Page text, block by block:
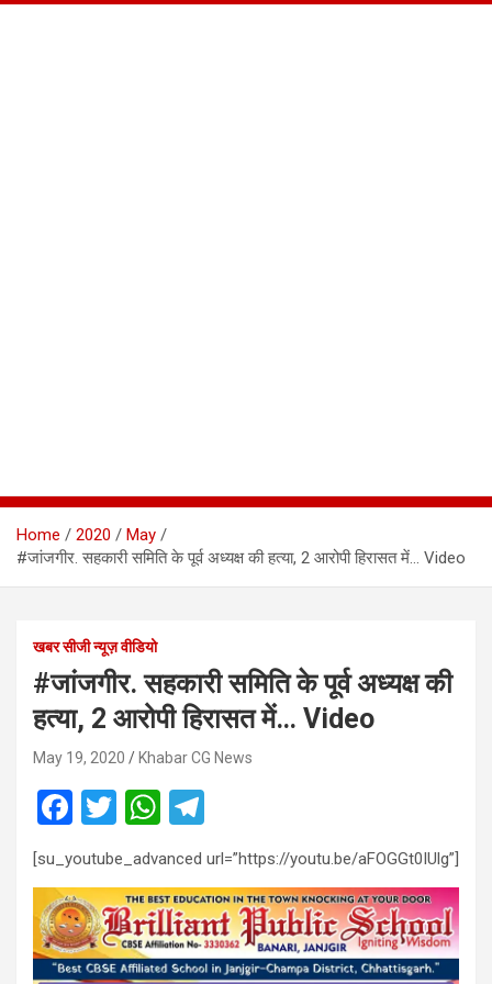
Home 2020
May
#जांजगीर. सहकारी समिति के पूर्व अध्यक्ष की हत्या, 2 आरोपी हिरासत में… Video
खबर सीजी न्यूज़ वीडियो
#जांजगीर. सहकारी समिति के पूर्व अध्यक्ष की
हत्या, 2 आरोपी हिरासत में… Video
May 19, 2020 Khabar CG News
F
ce
b
o
T
wi
tt
er
W
at
s
A
el
e
gr
a
[su_youtube_advanced url=”https://youtu.be/aFOGGt0IUlg”]